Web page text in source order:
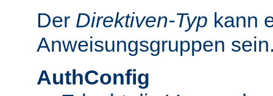
Der Direktiven-Typ kann
Anweisungsgruppen
AuthConfig